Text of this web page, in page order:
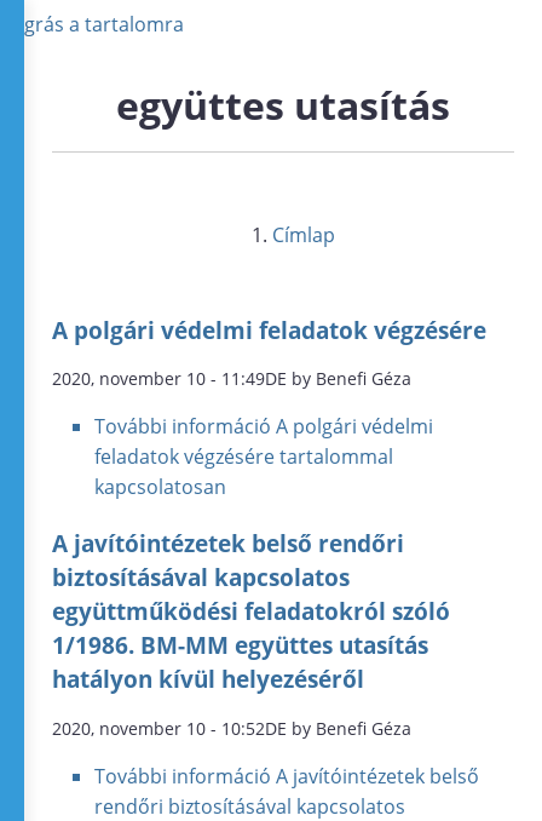
Ugrás a tartalomra
együttes utasítás
Címlap
A polgári védelmi feladatok végzésére
2020, november 10 - 11:49DE by Benefi Géza
További információ A polgári védelmi
feladatok végzésére tartalommal
kapcsolatosan
A javítóintézetek belső rendőri
biztosításával kapcsolatos
együttműködési feladatokról szóló
1/1986. BM-MM együttes utasítás
hatályon kívül helyezéséről
2020, november 10 - 10:52DE by Benefi Géza
További információ A javítóintézetek belső
rendőri biztosításával kapcsolatos